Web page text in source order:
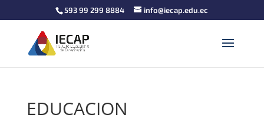
593 99 299 8884 info@iecap.edu.ec
EDUCACION